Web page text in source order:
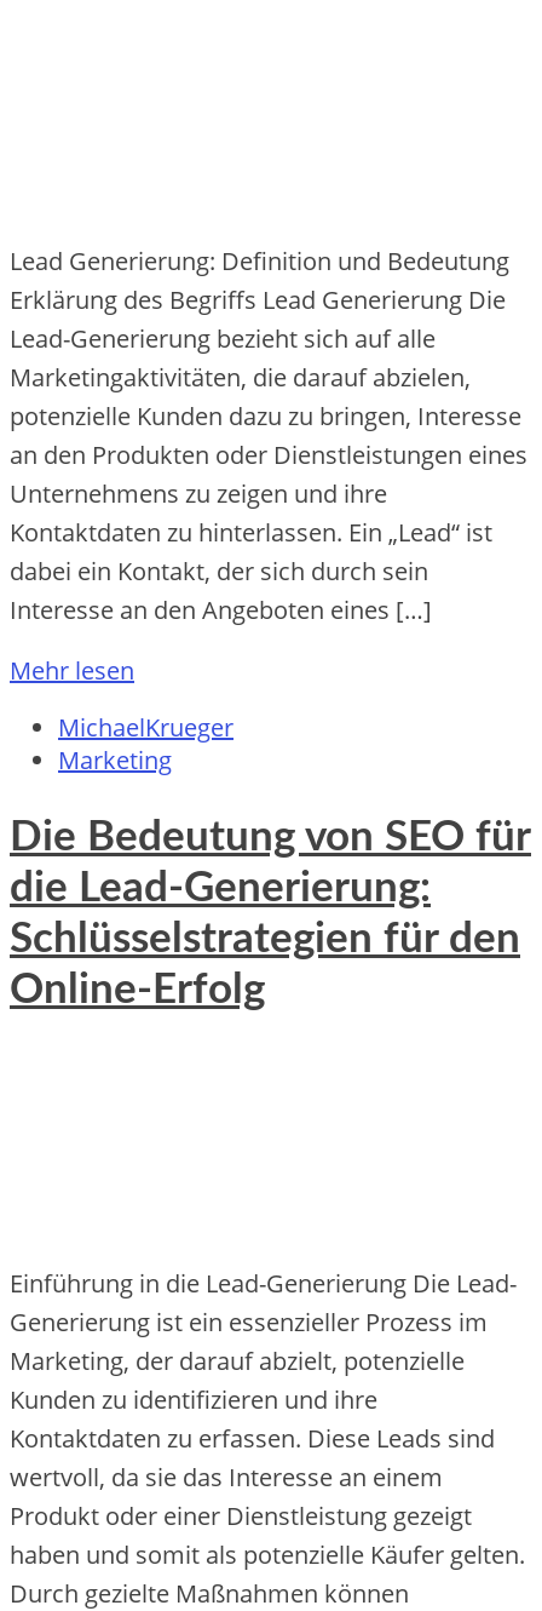
Lead Generierung: Definition und Bedeutung
Erklärung des Begriffs Lead Generierung Die
Lead-Generierung bezieht sich auf alle
Marketingaktivitäten, die darauf abzielen,
potenzielle Kunden dazu zu bringen, Interesse
an den Produkten oder Dienstleistungen eines
Unternehmens zu zeigen und ihre
Kontaktdaten zu hinterlassen. Ein „Lead“ ist
dabei ein Kontakt, der sich durch sein
Interesse an den Angeboten eines […]
Mehr lesen
MichaelKrueger
Marketing
Die Bedeutung von SEO für
die Lead-Generierung:
Schlüsselstrategien für den
Online-Erfolg
Einführung in die Lead-Generierung Die Lead-
Generierung ist ein essenzieller Prozess im
Marketing, der darauf abzielt, potenzielle
Kunden zu identifizieren und ihre
Kontaktdaten zu erfassen. Diese Leads sind
wertvoll, da sie das Interesse an einem
Produkt oder einer Dienstleistung gezeigt
haben und somit als potenzielle Käufer gelten.
Durch gezielte Maßnahmen können